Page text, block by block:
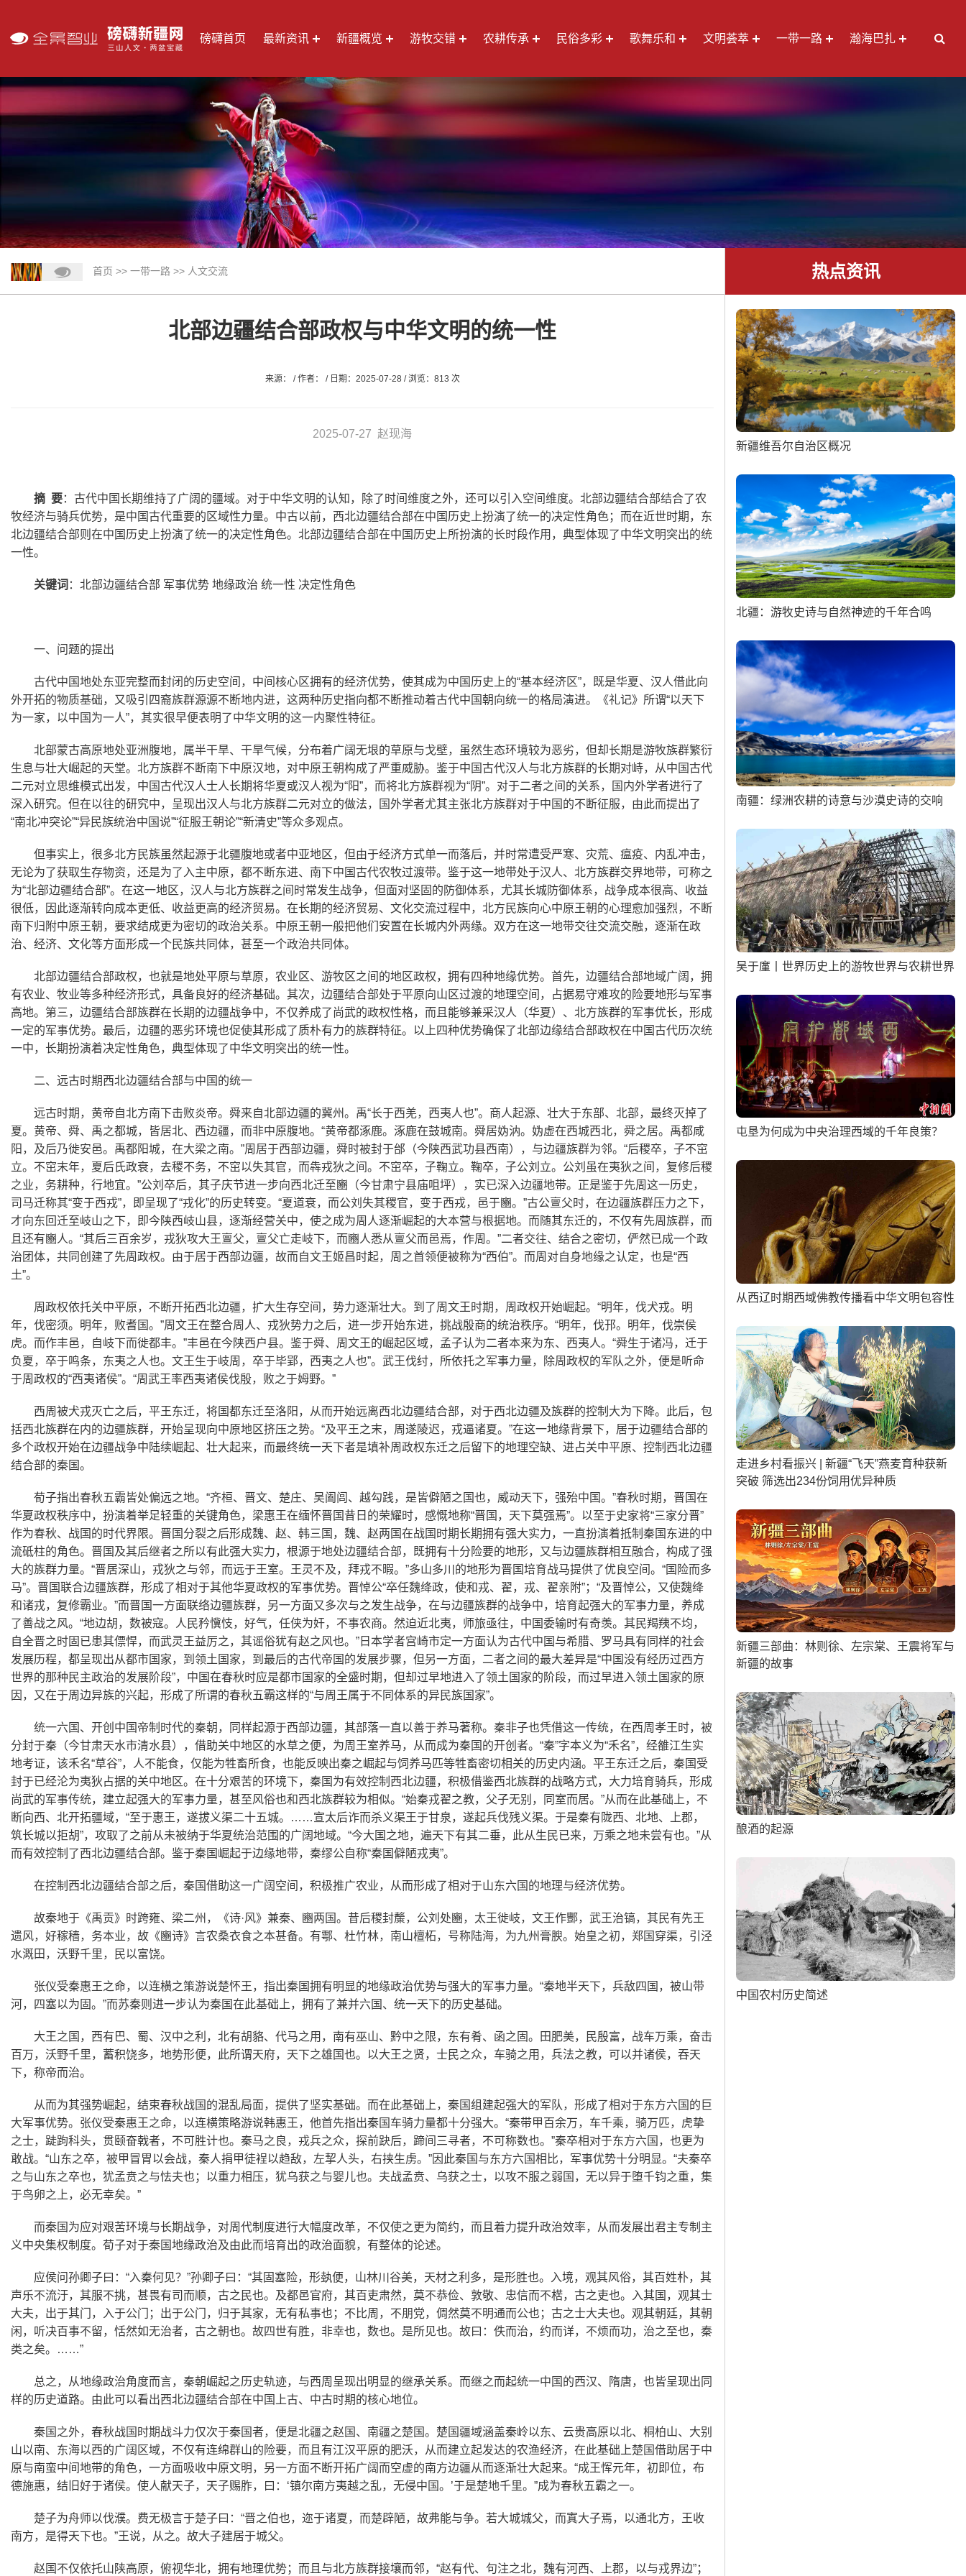
磅礴首页 最新资讯 新疆概览 游牧交错 农耕传承 民俗多彩 歌舞乐和 文明荟萃 一带一路 瀚海巴扎
首页 >> 一带一路 >> 人文交流
北部边疆结合部政权与中华文明的统一性
来源： / 作者： / 日期：2025-07-28 / 浏览：813 次
2025-07-27 赵现海
摘 要：古代中国长期维持了广阔的疆域。对于中华文明的认知，除了时间维度之外，还可以引入空间维度。北部边疆结合部结合了农
牧经济与骑兵优势，是中国古代重要的区域性力量。中古以前，西北边疆结合部在中国历史上扮演了统一的决定性角色；而在近世时期，东
北边疆结合部则在中国历史上扮演了统一的决定性角色。北部边疆结合部在中国历史上所扮演的长时段作用，典型体现了中华文明突出的统
一性。
关键词 ：北部边疆结合部 军事优势 地缘政治 统一性 决定性角色
一、问题的提出
古代中国地处东亚完整而封闭的历史空间，中间核心区拥有的经济优势，使其成为中国历史上的“基本经济区”，既是华夏、汉人借此向
外开拓的物质基础，又吸引四裔族群源源不断地内进，这两种历史指向都不断推动着古代中国朝向统一的格局演进。《礼记》所谓“以天下
为一家，以中国为一人”，其实很早便表明了中华文明的这一内聚性特征。
北部蒙古高原地处亚洲腹地，属半干旱、干旱气候，分布着广阔无垠的草原与戈壁，虽然生态环境较为恶劣，但却长期是游牧族群繁衍
生息与壮大崛起的天堂。北方族群不断南下中原汉地，对中原王朝构成了严重威胁。鉴于中国古代汉人与北方族群的长期对峙，从中国古代
二元对立思维模式出发，中国古代汉人士人长期将华夏或汉人视为“阳”，而将北方族群视为“阴”。对于二者之间的关系，国内外学者进行了
深入研究。但在以往的研究中，呈现出汉人与北方族群二元对立的做法，国外学者尤其主张北方族群对于中国的不断征服，由此而提出了
“南北冲突论”“异民族统治中国说”“征服王朝论”“新清史”等众多观点。
但事实上，很多北方民族虽然起源于北疆腹地或者中亚地区，但由于经济方式单一而落后，并时常遭受严寒、灾荒、瘟疫、内乱冲击，
无论为了获取生存物资，还是为了入主中原，都不断东进、南下中国古代农牧过渡带。鉴于这一地带处于汉人、北方族群交界地带，可称之
为“北部边疆结合部”。在这一地区，汉人与北方族群之间时常发生战争，但面对坚固的防御体系，尤其长城防御体系，战争成本很高、收益
很低，因此逐渐转向成本更低、收益更高的经济贸易。在长期的经济贸易、文化交流过程中，北方民族向心中原王朝的心理愈加强烈，不断
南下归附中原王朝，要求结成更为密切的政治关系。中原王朝一般把他们安置在长城内外两缘。双方在这一地带交往交流交融，逐渐在政
治、经济、文化等方面形成一个民族共同体，甚至一个政治共同体。
北部边疆结合部政权，也就是地处平原与草原，农业区、游牧区之间的地区政权，拥有四种地缘优势。首先，边疆结合部地域广阔，拥
有农业、牧业等多种经济形式，具备良好的经济基础。其次，边疆结合部处于平原向山区过渡的地理空间，占据易守难攻的险要地形与军事
高地。第三，边疆结合部族群在长期的边疆战争中，不仅养成了尚武的政权性格，而且能够兼采汉人（华夏）、北方族群的军事优长，形成
一定的军事优势。最后，边疆的恶劣环境也促使其形成了质朴有力的族群特征。以上四种优势确保了北部边缘结合部政权在中国古代历次统
一中，长期扮演着决定性角色，典型体现了中华文明突出的统一性。
二、远古时期西北边疆结合部与中国的统一
远古时期，黄帝自北方南下击败炎帝。舜来自北部边疆的冀州。禹“长于西羌，西夷人也”。商人起源、壮大于东部、北部，最终灭掉了
夏。黄帝、舜、禹之都城，皆居北、西边疆，而非中原腹地。“黄帝都涿鹿。涿鹿在鼓城南。舜居妫汭。妫虚在西城西北，舜之居。禹都咸
阳，及后乃徙安邑。禹都阳城，在大梁之南。”周居于西部边疆，舜时被封于邰（今陕西武功县西南），与边疆族群为邻。“后稷卒，子不窋
立。不窋末年，夏后氏政衰，去稷不务，不窋以失其官，而犇戎狄之间。不窋卒，子鞠立。鞠卒，子公刘立。公刘虽在夷狄之间，复修后稷
之业，务耕种，行地宜。”公刘卒后，其子庆节进一步向西北迁至豳（今甘肃宁县庙咀坪），实已深入边疆地带。正是鉴于先周这一历史，
司马迁称其“变于西戎”，即呈现了“戎化”的历史转变。“夏道衰，而公刘失其稷官，变于西戎，邑于豳。”古公亶父时，在边疆族群压力之下，
才向东回迁至岐山之下，即今陕西岐山县，逐渐经营关中，使之成为周人逐渐崛起的大本营与根据地。而随其东迁的，不仅有先周族群，而
且还有豳人。“其后三百余岁，戎狄攻大王亶父，亶父亡走岐下，而豳人悉从亶父而邑焉，作周。”二者交往、结合之密切，俨然已成一个政
治团体，共同创建了先周政权。由于居于西部边疆，故而自文王姬昌时起，周之首领便被称为“西伯”。而周对自身地缘之认定，也是“西
土”。
周政权依托关中平原，不断开拓西北边疆，扩大生存空间，势力逐渐壮大。到了周文王时期，周政权开始崛起。“明年，伐犬戎。明
年，伐密须。明年，败耆国。”周文王在整合周人、戎狄势力之后，进一步开始东进，挑战殷商的统治秩序。“明年，伐邘。明年，伐崇侯
虎。而作丰邑，自岐下而徙都丰。”丰邑在今陕西户县。鉴于舜、周文王的崛起区域，孟子认为二者本来为东、西夷人。“舜生于诸冯，迁于
负夏，卒于鸣条，东夷之人也。文王生于岐周，卒于毕郢，西夷之人也”。武王伐纣，所依托之军事力量，除周政权的军队之外，便是听命
于周政权的“西夷诸侯”。“周武王率西夷诸侯伐殷，败之于姆野。”
西周被犬戎灭亡之后，平王东迁，将国都东迁至洛阳，从而开始远离西北边疆结合部，对于西北边疆及族群的控制大为下降。此后，包
括西北族群在内的边疆族群，开始呈现向中原地区挤压之势。“及平王之末，周遂陵迟，戎逼诸夏。”在这一地缘背景下，居于边疆结合部的
多个政权开始在边疆战争中陆续崛起、壮大起来，而最终统一天下者是填补周政权东迁之后留下的地理空缺、进占关中平原、控制西北边疆
结合部的秦国。
荀子指出春秋五霸皆处偏远之地。“齐桓、晋文、楚庄、吴阖闾、越勾践，是皆僻陋之国也，威动天下，强殆中国。”春秋时期，晋国在
华夏政权秩序中，扮演着举足轻重的关键角色，梁惠王在缅怀晋国昔日的荣耀时，感慨地称“晋国，天下莫强焉”。以至于史家将“三家分晋”
作为春秋、战国的时代界限。晋国分裂之后形成魏、赵、韩三国，魏、赵两国在战国时期长期拥有强大实力，一直扮演着抵制秦国东进的中
流砥柱的角色。晋国及其后继者之所以有此强大实力，根源于地处边疆结合部，既拥有十分险要的地形，又与边疆族群相互融合，构成了强
大的族群力量。“晋居深山，戎狄之与邻，而远于王室。王灵不及，拜戎不暇。”多山多川的地形为晋国培育战马提供了优良空间。“国险而多
马”。晋国联合边疆族群，形成了相对于其他华夏政权的军事优势。晋悼公“卒任魏绛政，使和戎、翟，戎、翟亲附”；“及晋悼公，又使魏绛
和诸戎，复修霸业。”而晋国一方面联络边疆族群，另一方面又多次与之发生战争，在与边疆族群的战争中，培育起强大的军事力量，养成
了善战之风。“地边胡，数被寇。人民矜懻忮，好气，任侠为奸，不事农商。然迫近北夷，师旅亟往，中国委输时有奇羡。其民羯羠不均，
自全晋之时固已患其僄悍，而武灵王益厉之，其谣俗犹有赵之风也。”日本学者宫崎市定一方面认为古代中国与希腊、罗马具有同样的社会
发展历程，都呈现出从都市国家，到领土国家，到最后的古代帝国的发展步骤，但另一方面，二者之间的最大差异是“中国没有经历过西方
世界的那种民主政治的发展阶段”，中国在春秋时应是都市国家的全盛时期，但却过早地进入了领土国家的阶段，而过早进入领土国家的原
因，又在于周边异族的兴起，形成了所谓的春秋五霸这样的“与周王属于不同体系的异民族国家”。
统一六国、开创中国帝制时代的秦朝，同样起源于西部边疆，其部落一直以善于养马著称。秦非子也凭借这一传统，在西周孝王时，被
分封于秦（今甘肃天水市清水县），借助关中地区的水草之便，为周王室养马，从而成为秦国的开创者。“秦”字本义为“禾名”，经雒江生实
地考证，该禾名“草谷”，人不能食，仅能为牲畜所食，也能反映出秦之崛起与饲养马匹等牲畜密切相关的历史内涵。平王东迁之后，秦国受
封于已经沦为夷狄占据的关中地区。在十分艰苦的环境下，秦国为有效控制西北边疆，积极借鉴西北族群的战略方式，大力培育骑兵，形成
尚武的军事传统，建立起强大的军事力量，甚至风俗也和西北族群较为相似。“始秦戎翟之教，父子无别，同室而居。”从而在此基础上，不
断向西、北开拓疆域，“至于惠王，遂拔义渠二十五城。……宣太后诈而杀义渠王于甘泉，遂起兵伐残义渠。于是秦有陇西、北地、上郡，
筑长城以拒胡”，攻取了之前从未被纳于华夏统治范围的广阔地域。“今大国之地，遍天下有其二垂，此从生民已来，万乘之地未尝有也。”从
而有效控制了西北边疆结合部。鉴于秦国崛起于边缘地带，秦缪公自称“秦国僻陋戎夷”。
在控制西北边疆结合部之后，秦国借助这一广阔空间，积极推广农业，从而形成了相对于山东六国的地理与经济优势。
故秦地于《禹贡》时跨雍、梁二州，《诗·风》兼秦、豳两国。昔后稷封斄，公刘处豳，太王徙岐，文王作酆，武王治镐，其民有先王
遗风，好稼穑，务本业，故《豳诗》言农桑衣食之本甚备。有鄠、杜竹林，南山檀柘，号称陆海，为九州膏腴。始皇之初，郑国穿渠，引泾
水溉田，沃野千里，民以富饶。
张仪受秦惠王之命，以连横之策游说楚怀王，指出秦国拥有明显的地缘政治优势与强大的军事力量。“秦地半天下，兵敌四国，被山带
河，四塞以为固。”而苏秦则进一步认为秦国在此基础上，拥有了兼并六国、统一天下的历史基础。
大王之国，西有巴、蜀、汉中之利，北有胡貉、代马之用，南有巫山、黔中之限，东有肴、函之固。田肥美，民殷富，战车万乘，奋击
百万，沃野千里，蓄积饶多，地势形便，此所谓天府，天下之雄国也。以大王之贤，士民之众，车骑之用，兵法之教，可以并诸侯，吞天
下，称帝而治。
从而为其强势崛起，结束春秋战国的混乱局面，提供了坚实基础。而在此基础上，秦国组建起强大的军队，形成了相对于东方六国的巨
大军事优势。张仪受秦惠王之命，以连横策略游说韩惠王，他首先指出秦国车骑力量都十分强大。“秦带甲百余万，车千乘，骑万匹，虎挚
之士，跿跔科头，贯颐奋戟者，不可胜计也。秦马之良，戎兵之众，探前趹后，蹄间三寻者，不可称数也。”秦卒相对于东方六国，也更为
敢战。“山东之卒，被甲冒胃以会战，秦人捐甲徒裎以趋敌，左挈人头，右挟生虏。”因此秦国与东方六国相比，军事优势十分明显。“夫秦卒
之与山东之卒也，犹孟贲之与怯夫也；以重力相压，犹乌获之与婴儿也。夫战孟贲、乌获之士，以攻不服之弱国，无以异于堕千钧之重，集
于鸟卵之上，必无幸矣。”
而秦国为应对艰苦环境与长期战争，对周代制度进行大幅度改革，不仅使之更为简约，而且着力提升政治效率，从而发展出君主专制主
义中央集权制度。荀子对于秦国地缘政治及由此而培育出的政治面貌，有整体的论述。
应侯问孙卿子曰：“入秦何见？”孙卿子曰：“其固塞险，形埶便，山林川谷美，天材之利多，是形胜也。入境，观其风俗，其百姓朴，其
声乐不流汙，其服不挑，甚畏有司而顺，古之民也。及都邑官府，其百吏肃然，莫不恭俭、敦敬、忠信而不楛，古之吏也。入其国，观其士
大夫，出于其门，入于公门；出于公门，归于其家，无有私事也；不比周，不朋党，倜然莫不明通而公也；古之士大夫也。观其朝廷，其朝
闲，听决百事不留，恬然如无治者，古之朝也。故四世有胜，非幸也，数也。是所见也。故曰：佚而治，约而详，不烦而功，治之至也，秦
类之矣。……”
总之，从地缘政治角度而言，秦朝崛起之历史轨迹，与西周呈现出明显的继承关系。而继之而起统一中国的西汉、隋唐，也皆呈现出同
样的历史道路。由此可以看出西北边疆结合部在中国上古、中古时期的核心地位。
秦国之外，春秋战国时期战斗力仅次于秦国者，便是北疆之赵国、南疆之楚国。楚国疆域涵盖秦岭以东、云贵高原以北、桐柏山、大别
山以南、东海以西的广阔区域，不仅有连绵群山的险要，而且有江汉平原的肥沃，从而建立起发达的农渔经济，在此基础上楚国借助居于中
原与南蛮中间地带的角色，一方面吸收中原文明，另一方面不断开拓广阔而空虚的南方边疆从而逐渐壮大起来。“成王恽元年，初即位，布
德施惠，结旧好于诸侯。使人献天子，天子赐胙，曰：‘镇尔南方夷越之乱，无侵中国。’于是楚地千里。”成为春秋五霸之一。
楚子为舟师以伐濮。费无极言于楚子曰：“晋之伯也，迩于诸夏，而楚辟陋，故弗能与争。若大城城父，而寘大子焉，以通北方，王收
南方，是得天下也。”王说，从之。故大子建居于城父。
赵国不仅依托山陕高原，俯视华北，拥有地理优势；而且与北方族群接壤而邻，“赵有代、句注之北，魏有河西、上郡，以与戎界边”；
热点资讯
新疆维吾尔自治区概况
北疆：游牧史诗与自然神迹的千年合鸣
南疆：绿洲农耕的诗意与沙漠史诗的交响
吴于廑丨世界历史上的游牧世界与农耕世界
屯垦为何成为中央治理西域的千年良策？
从西辽时期西域佛教传播看中华文明包容性
走进乡村看振兴 | 新疆“飞天”燕麦育种获新
突破 筛选出234份饲用优异种质
新疆三部曲：林则徐、左宗棠、王震将军与
新疆的故事
酿酒的起源
中国农村历史简述